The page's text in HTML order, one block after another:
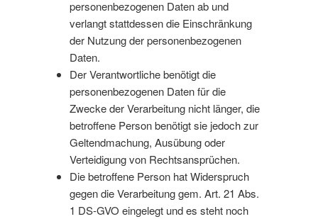
personenbezogenen Daten ab und
verlangt stattdessen die Einschränkung
der Nutzung der personenbezogenen
Daten.
Der Verantwortliche benötigt die
personenbezogenen Daten für die
Zwecke der Verarbeitung nicht länger, die
betroffene Person benötigt sie jedoch zur
Geltendmachung, Ausübung oder
Verteidigung von Rechtsansprüchen.
Die betroffene Person hat Widerspruch
gegen die Verarbeitung gem. Art. 21 Abs.
1 DS-GVO eingelegt und es steht noch